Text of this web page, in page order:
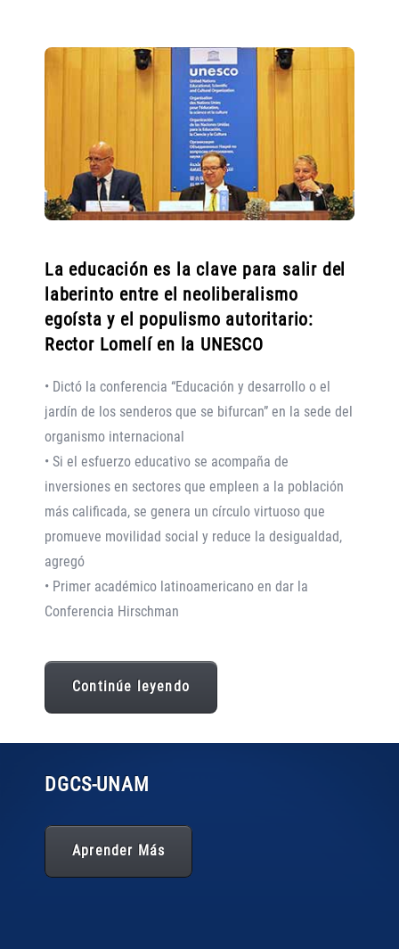
La educación es la clave para salir del
laberinto entre el neoliberalismo
egoísta y el populismo autoritario:
Rector Lomelí en la UNESCO
• Dictó la conferencia “Educación y desarrollo o el
jardín de los senderos que se bifurcan” en la sede del
organismo internacional
• Si el esfuerzo educativo se acompaña de
inversiones en sectores que empleen a la población
más calificada, se genera un círculo virtuoso que
promueve movilidad social y reduce la desigualdad,
agregó
• Primer académico latinoamericano en dar la
Conferencia Hirschman
Continúe leyendo
DGCS-UNAM
Aprender Más